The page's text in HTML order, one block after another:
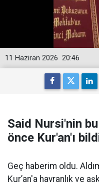
20:46
11 Haziran 2026
Said Nursi'nin
önce Kur'an'ı
Geç haberim oldu.
Kur’an'a hayranlık ve